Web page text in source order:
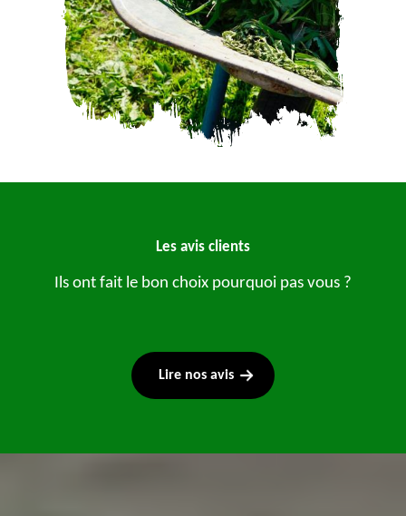
Les avis clients
Ils ont fait le bon choix pourquoi pas vous ?
Lire nos avis